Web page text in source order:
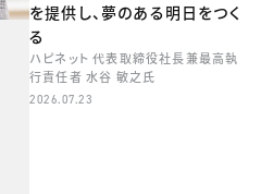
を提供し、夢のある明日をつく
る
ハピネット 代表取締役社長兼最高執
行責任者 水谷 敏之氏
2026.07.23